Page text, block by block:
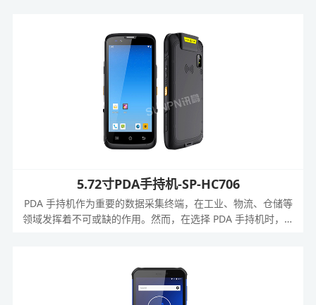
5.72寸PDA手持机-SP-HC706
PDA 手持机作为重要的数据采集终端，在工业、物流、仓储等
领域发挥着不可或缺的作用。然而，在选择 PDA 手持机时，用
码 PDA，以其卓越的性能和强大的功能，为用户带来了全新的
解决方案。